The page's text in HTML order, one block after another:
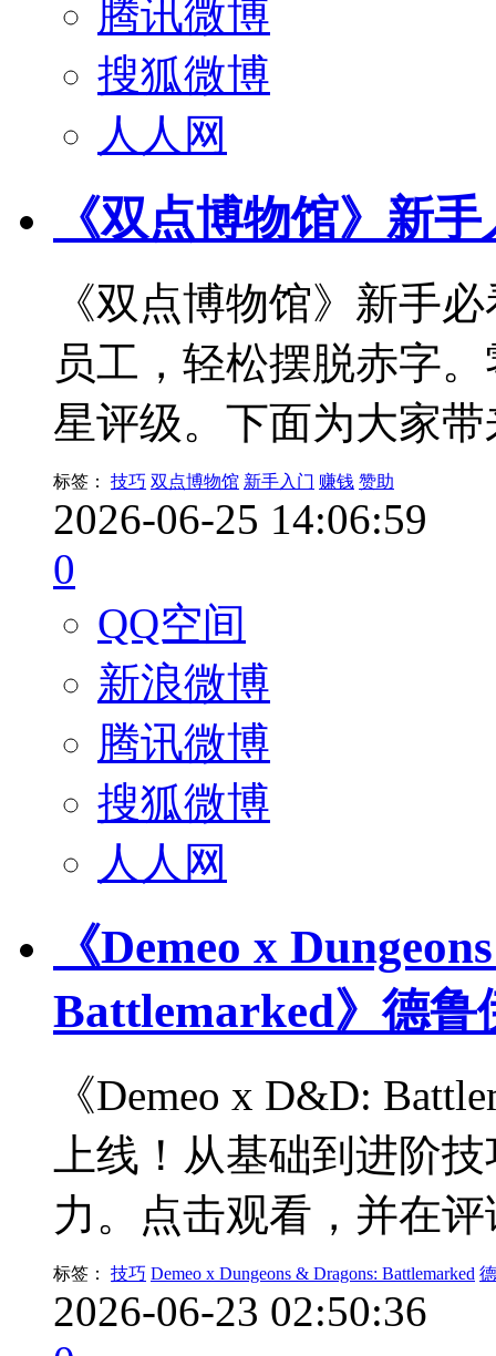
腾讯微博
搜狐微博
人人网
《双点博物馆》新
《双点博物馆》新手
员工，轻松摆脱赤字
星评级。下面为大家
标签： 技巧 双点博物馆 新手入门 赚钱 赞助
2026-06-25 14:06:59
0
QQ空间
新浪微博
腾讯微博
搜狐微博
人人网
《Demeo x
Battlemarked》德鲁
《Demeo x D&D:
上线！从基础到进阶
力。点击观看，并在
标签： 技巧 Demeo x Dungeons & Dragons: Battlemarked
2026-06-23 02:50:36